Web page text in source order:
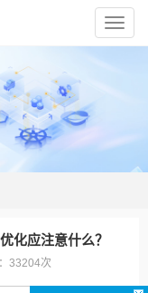
苏
州
点
限
司
化应注意什么？
33204次